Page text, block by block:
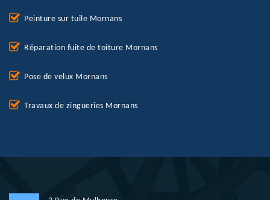
Peinture sur tuile Mornans
Réparation fuite de toiture Mornans
Pose de velux Mornans
Travaux de zingueries Mornans